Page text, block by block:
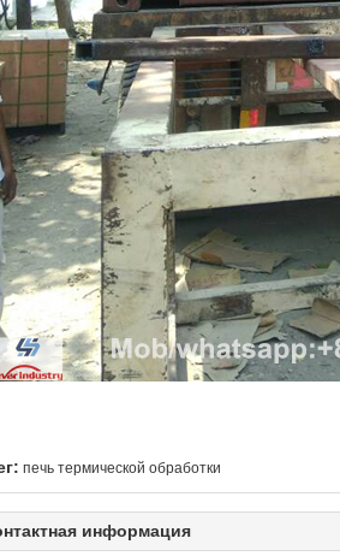
печь термической обработки
информация